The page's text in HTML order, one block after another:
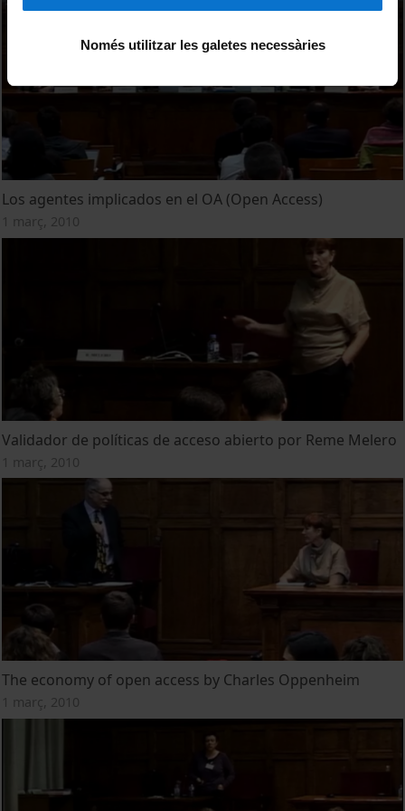
Només utilitzar les galetes necessàries
Los agentes implicados en el OA (Open Access)
1 març, 2010
Validador de políticas de acceso abierto por Reme Melero
1 març, 2010
The economy of open access by Charles Oppenheim
1 març, 2010